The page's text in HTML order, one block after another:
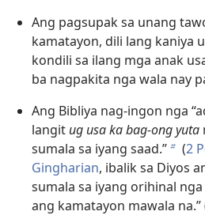
Ang pagsupak sa unang
kamatayon, dili lang kaniya
kondili sa ilang mga anak
ba nagpakita nga wala nay
Ang Bibliya nag-ingon nga
langit ug usa ka bag-ong yuta
sumala sa iyang saad.”b (2
Gingharian, ibalik sa Diyos
sumala sa iyang orihinal
ang kamatayon mawala na.”